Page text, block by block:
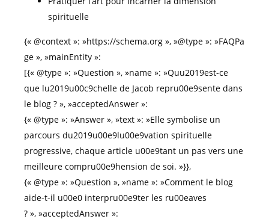
spirituelle
{« @context »: »https://schema.org », »@type »: »FAQPa
ge », »mainEntity »:
[{« @type »: »Question », »name »: »Quu2019est-ce
que lu2019u00c9chelle de Jacob repru00e9sente dans
le blog ? », »acceptedAnswer »:
{« @type »: »Answer », »text »: »Elle symbolise un
parcours du2019u00e9lu00e9vation spirituelle
progressive, chaque article u00e9tant un pas vers une
meilleure compru00e9hension de soi. »}},
{« @type »: »Question », »name »: »Comment le blog
aide-t-il u00e0 interpru00e9ter les ru00eaves
? », »acceptedAnswer »: